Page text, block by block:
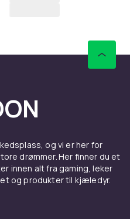
og vi er her for
drømmer. Her finner du et
innen alt fra gaming, leker
og produkter til kjæledyr.